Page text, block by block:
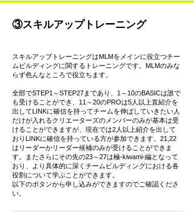
③スキルアップトレーニング
スキルアップトレーニングはMLMをメインに役立つチー
ムビルディングに関するトレーニングです。MLMのみな
らず色んなところで役立ちます。
全部でSTEP1～STEP27まであり、1～10のBASICは誰で
も受けることができ、11～20のPROは5人以上直紹介を
出してLINKに確信を持ってチームを伸ばしていきたい人
だけが入れるクリエーターズのメンバーのみが基本は受
けることができますが、現在では2人以上紹介を出して
おりLINKに確信を持っている方が参加できます。21,22
はリーダーかリーダー候補のみが受けることができま
す。またさらにその先の23～27は極-kiwami-編となって
おり、より具体的に深くチームビルディングにおける各
役割について学ぶことができます。
以下のボタンから申し込みができますのでご確認くださ
い。